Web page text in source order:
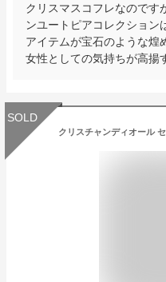
クリスマスコフレなのです
ンユートピアコレクション
アイテムが宝石のような煌
女性としての気持ちが高揚
SOLD